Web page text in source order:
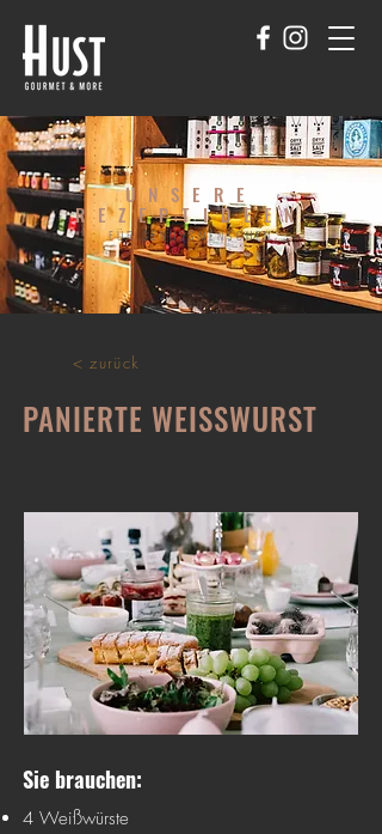
UNSERE
REZEPTIDEEN
FÜR GENUSSMENSCHEN
< zurück
PANIERTE WEISSWURST
Sie brauchen:
4 Weißwürste